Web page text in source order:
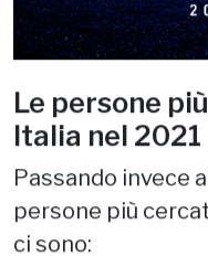
Le persone
Italia nel 2021
Passando invece
persone più